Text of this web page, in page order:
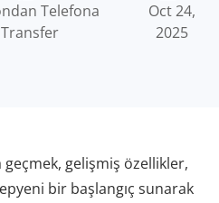
Telefona
Transfer
Oct 24,
2025
gelişmiş özellikler,
bir başlangıç ​​sunarak